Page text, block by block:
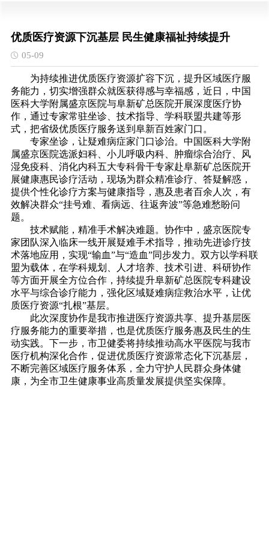
优质医疗资源下沉基层 民生健康福祉持续提升
05-09
为持续推进优质医疗资源扩容下沉，提升区域医疗服
务能力，切实增强群众就医获得感与幸福感，近日，中国
医科大学附属盛京医院与阜新矿总医院开展深度医疗协
作，通过专家常驻坐诊、技术指导、学科联盟共建等形
式，把省级优质医疗服务送到阜新百姓家门口。
专家坐诊，让疑难病症家门口诊治。中国医科大学附
属盛京医院选派妇科、小儿呼吸内科、肿瘤综合治疗、风
湿免疫科、消化内科五大专科骨干专家赴阜新矿总医院开
展健康惠民诊疗活动，现场为群众精准诊疗、答疑解惑，
提供个性化诊疗方案与健康指导，惠及患者百余人次，有
效解决群众“挂号难、看病远、往返奔波”等急难愁盼问
题。
技术赋能，精准手术解决难题。协作中，盛京医院专
家团队深入临床一线开展疑难手术指导，推动先进诊疗技
术落地应用，实现“输血”与“造血”同步发力。双方以学科联
盟为载体，在学科规划、人才培养、技术引进、科研协作
等方面开展全方位合作，持续提升阜新矿总医院专科建设
水平与综合诊疗能力，强化区域疑难病症救治水平，让优
质医疗资源“扎根”基层。
此次深度协作是我市推进医疗资源共享、提升基层医
疗服务能力的重要举措，也是优质医疗服务惠及民生的生
动实践。下一步，市卫健委将持续推动高水平医院与我市
医疗机构深化合作，促进优质医疗资源常态化下沉基层，
不断完善区域医疗服务体系，全力守护人民群众身体健
康，为全市卫生健康事业高质量发展提供坚实保障。